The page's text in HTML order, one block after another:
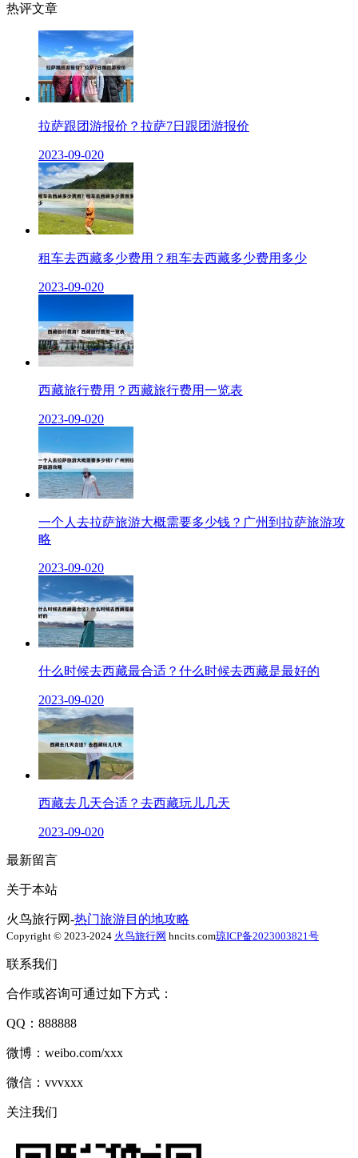
热评文章
拉萨跟团游报价？拉萨7日跟团游报价
2023-09-020
租车去西藏多少费用？租车去西藏多少费用多少
2023-09-020
西藏旅行费用？西藏旅行费用一览表
2023-09-020
一个人去拉萨旅游大概需要多少钱？广州到拉萨旅游攻
略
2023-09-020
什么时候去西藏最合适？什么时候去西藏是最好的
2023-09-020
西藏去几天合适？去西藏玩儿几天
2023-09-020
最新留言
关于本站
火鸟旅行网-热门旅游目的地攻略
Copyright © 2023-2024 火鸟旅行网 hncits.com琼ICP备2023003821号
联系我们
合作或咨询可通过如下方式：
QQ：888888
微博：weibo.com/xxx
微信：vvvxxx
关注我们